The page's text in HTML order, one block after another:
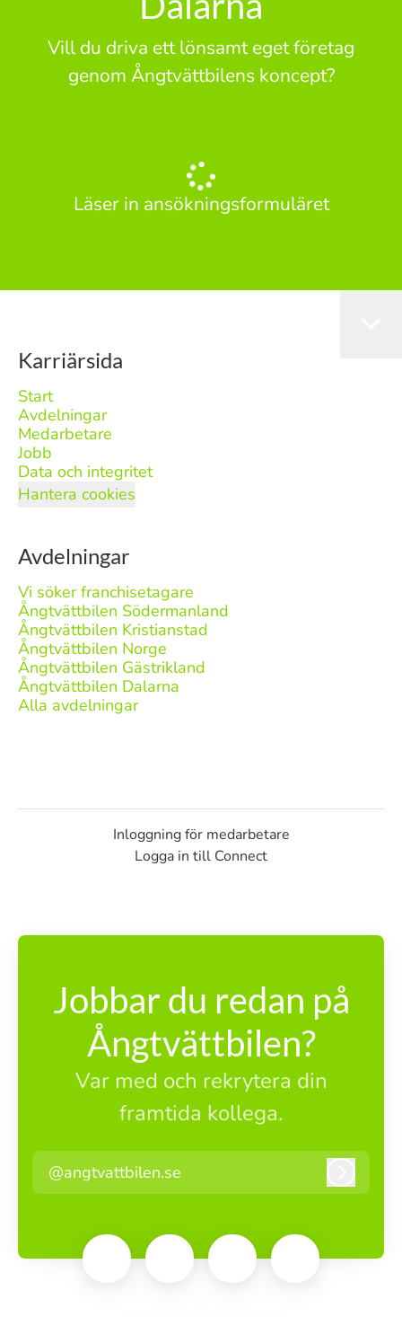
Vill du driva ett lönsamt eget företag
genom Ångtvättbilens koncept?
Läser in ansökningsformuläret
Karriärsida
Start
Avdelningar
Medarbetare
Jobb
Data och integritet
Hantera cookies
Avdelningar
Vi söker franchisetagare
Ångtvättbilen Södermanland
Ångtvättbilen Kristianstad
Ångtvättbilen Norge
Ångtvättbilen Gästrikland
Ångtvättbilen Dalarna
Alla avdelningar
Inloggning för medarbetare
Logga in till Connect
Jobbar du redan på
Ångtvättbilen?
Var med och rekrytera din
framtida kollega.
@angtvattbilen.se